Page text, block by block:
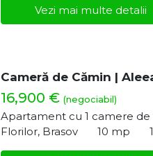
Vezi mai multe detalii
Cameră de Cămin |
16,900 € (negociabil)
Apartament cu 1 camere de
Florilor, Brasov
10 mp